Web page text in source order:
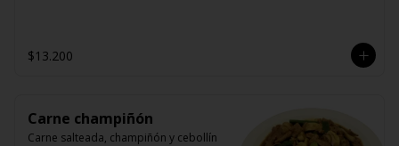
$13.200
Carne champiñón
Carne salteada, champiñón y cebollín